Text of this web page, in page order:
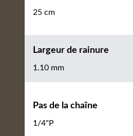
25 cm
Largeur de rainure
1.10 mm
Pas de la chaîne
1/4"P